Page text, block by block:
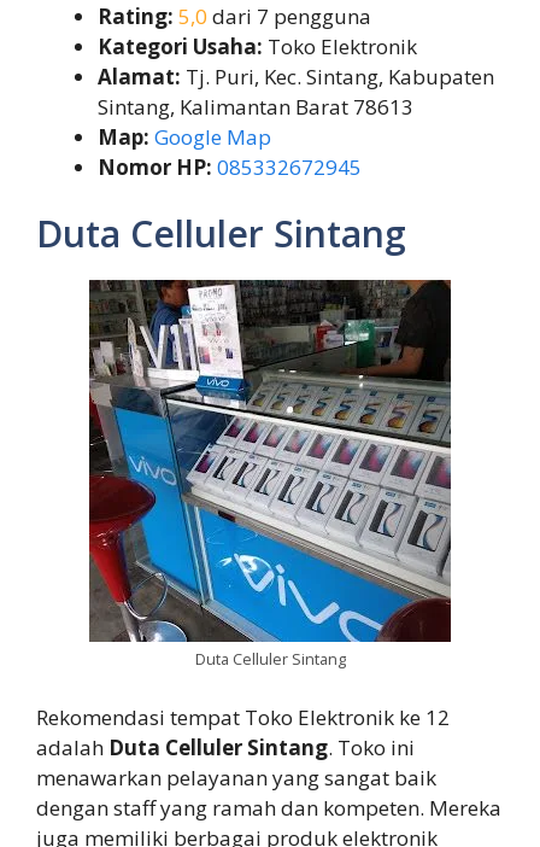
Rating: 5,0 dari 7 pengguna
Kategori Usaha: Toko Elektronik
Alamat: Tj. Puri, Kec. Sintang, Kabupaten
Sintang, Kalimantan Barat 78613
Map: Google Map
Nomor HP: 085332672945
Duta Celluler Sintang
Duta Celluler Sintang
Rekomendasi tempat Toko Elektronik ke 12
adalah Duta Celluler Sintang. Toko ini
menawarkan pelayanan yang sangat baik
dengan staff yang ramah dan kompeten. Mereka
juga memiliki berbagai produk elektronik